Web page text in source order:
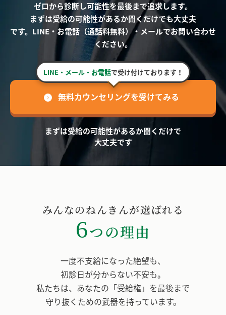
ゼロから診断し可能性を最後まで追求します。
まずは受給の可能性があるか聞くだけでも大丈夫
です。LINE・お電話（通話料無料）・メールでお問い合わせ
ください。
無料カウンセリングを受けてみる
LINE・メール・お電話で受け付けております！
まずは受給の可能性があるか聞くだけで
大丈夫です
みんなのねんきんが選ばれる
6つの理由
一度不支給になった絶望も、
初診日が分からない不安も。
私たちは、あなたの「受給権」を最後まで
守り抜くための武器を持っています。